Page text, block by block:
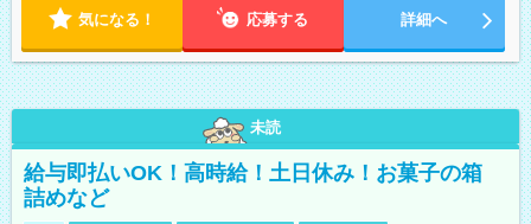
気になる！ 応募する 詳細へ
未読
給与即払いOK！高時給！土日休み！お菓子の箱
詰めなど